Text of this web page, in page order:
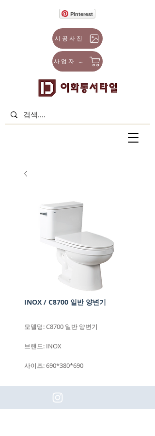
사업자 몰
시공사진
Pinterest
INOX / C8700 일반 양변기
모델명: C8700 일반 양변기
브랜드: INOX
사이즈: 690*380*690